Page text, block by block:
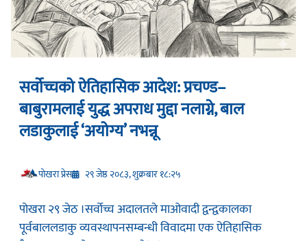
सर्वोच्चको ऐतिहासिक आदेश: प्रचण्ड–
बाबुरामलाई युद्ध अपराध मुद्दा नलाग्ने, बाल
लडाकुलाई ‘अयोग्य’ नभन्नू
प‍ोखरा प्रेस २९ जेष्ठ २०८३, शुक्रबार १८:२५
पोखरा २९ जेठ ।सर्वोच्च अदालतले माओवादी द्वन्द्वकालका
पूर्वबाललडाकु व्यवस्थापनसम्बन्धी विवादमा एक ऐतिहासिक